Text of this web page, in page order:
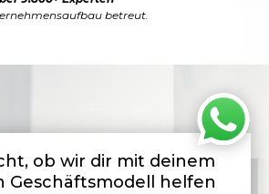
betreut.
ob wir dir mit deinem
Geschäftsmodell helfen